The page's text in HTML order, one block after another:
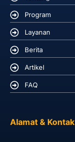
Program
Layanan
Berita
Artikel
FAQ
Alamat & Kontak